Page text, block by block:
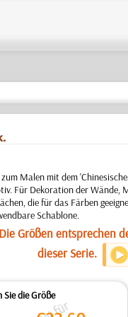
Malen mit dem
Für Dekoration der Wände,
die für das Färben
Schablone.
Die Größen entsprechen
dieser Serie.
Sie die Größe